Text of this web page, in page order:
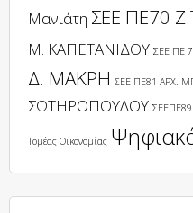
Μανιάτη ΣΕΕ ΠΕ70
Μ. ΚΑΠΕΤΑΝΙΔΟΥ ΣΕΕ ΠΕ
Δ. ΜΑΚΡΗ ΣΕΕ ΠΕ81 ΑΡΧ.
ΣΩΤΗΡΟΠΟΥΛΟΥ
Τομέας Οικονομίας